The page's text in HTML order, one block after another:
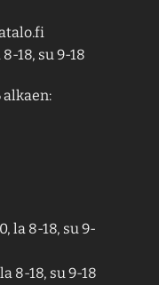
18, su 9-18
alkaen:
la 8-18, su 9-
8-18, su 9-18